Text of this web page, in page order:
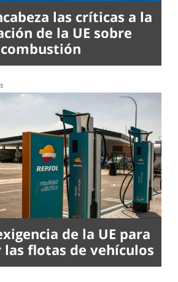
las críticas a la
de la UE sobre
combustión
de la UE para
flotas de vehículos